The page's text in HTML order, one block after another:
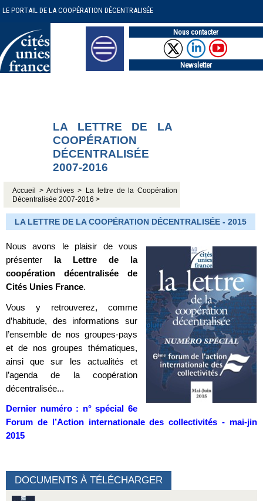
LE PORTAIL DE LA COOPÉRATION DÉCENTRALISÉE
Nous contacter
Newsletter
LA LETTRE DE LA
COOPÉRATION
DÉCENTRALISÉE
2007-2016
Accueil >Archives >
La lettre de la Coopération
Décentralisée 2007-2016 >
LA LETTRE DE LA COOPÉRATION DÉCENTRALISÉE - 2015
Nous avons le plaisir de vous
présenter la Lettre de la
coopération décentralisée de
Cités Unies France.
Vous y retrouverez, comme
d’habitude, des informations sur
l’ensemble de nos groupes-pays
et de nos groupes thématiques,
ainsi que sur les actualités et
l’agenda de la coopération
décentralisée...
Dernier numéro : n° spécial 6e
Forum de l’Action internationale des collectivités - mai-jin
2015
DOCUMENTS À TÉLÉCHARGER